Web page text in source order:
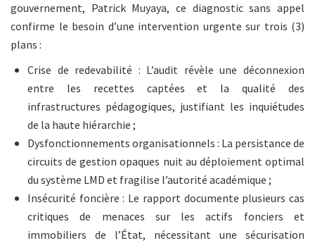
gouvernement, Patrick Muyaya, ce diagnostic sans appel
confirme le besoin d’une intervention urgente sur trois (3)
plans :
Crise de redevabilité : L’audit révèle une déconnexion
entre les recettes captées et la qualité des
infrastructures pédagogiques, justifiant les inquiétudes
de la haute hiérarchie ;
Dysfonctionnements organisationnels : La persistance de
circuits de gestion opaques nuit au déploiement optimal
du système LMD et fragilise l’autorité académique ;
Insécurité foncière : Le rapport documente plusieurs cas
critiques de menaces sur les actifs fonciers et
immobiliers de l’État, nécessitant une sécurisation